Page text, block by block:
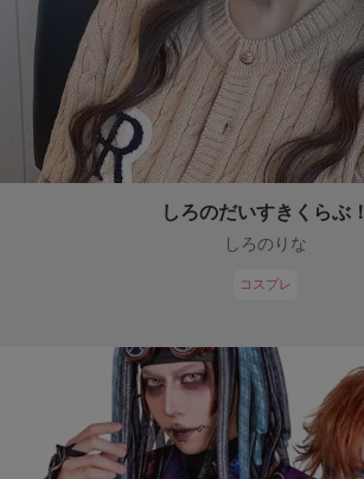
しろのだいすきくらぶ！
しろのりな
コスプレ